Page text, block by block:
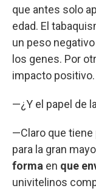
que antes solo
edad. El
un peso
los genes. Por
impacto positivo.
—¿Y el papel de
—Claro que tiene
para la gran
forma en que
univitelinos